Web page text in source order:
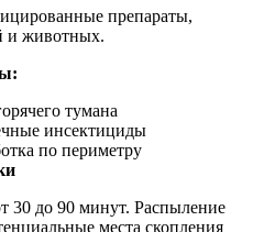
препараты,
и животных.
тумана
инсектициды
по периметру
30 до 90 минут. Распыление
места скопления